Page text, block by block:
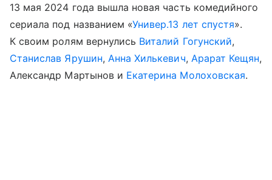
13 мая 2024 года вышла новая часть комедийного
сериала под названием «Универ.13 лет спустя».
К своим ролям вернулись Виталий Гогунский,
Станислав Ярушин, Анна Хилькевич, Арарат Кещян,
Александр Мартынов и Екатерина Молоховская.